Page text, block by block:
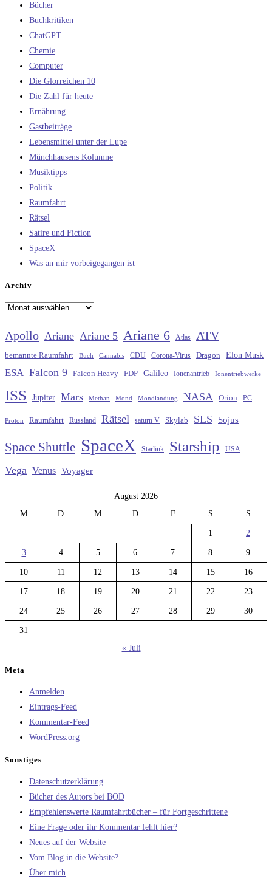
Bücher
Buchkritiken
ChatGPT
Chemie
Computer
Die Glorreichen 10
Die Zahl für heute
Ernährung
Gastbeiträge
Lebensmittel unter der Lupe
Münchhausens Kolumne
Musiktipps
Politik
Raumfahrt
Rätsel
Satire und Fiction
SpaceX
Was an mir vorbeigegangen ist
Archiv
Archiv
Apollo Ariane Ariane 5 Ariane 6 Atlas ATV
bemannte Raumfahrt Buch Cannabis CDU Corona-Virus Dragon Elon Musk
ESA Falcon 9 Falcon Heavy FDP Galileo Ionenantrieb Ionentriebwerke
ISS Jupiter Mars Methan Mond Mondlandung NASA Orion PC
Proton Raumfahrt Russland Rätsel saturn V Skylab SLS Sojus
Space Shuttle SpaceX Starlink Starship USA
Vega Venus Voyager
August 2026
M
D M D F S S
1 2
3 4 5 6 7 8 9
10 11 12 13 14 15 16
17 18 19 20 21 22 23
24 25 26 27 28 29 30
31
« Juli
Meta
Anmelden
Eintrags-Feed
Kommentar-Feed
WordPress.org
Sonstiges
Datenschutzerklärung
Bücher des Autors bei BOD
Empfehlenswerte Raumfahrtbücher – für Fortgeschrittene
Eine Frage oder ihr Kommentar fehlt hier?
Neues auf der Website
Vom Blog in die Website?
Über mich